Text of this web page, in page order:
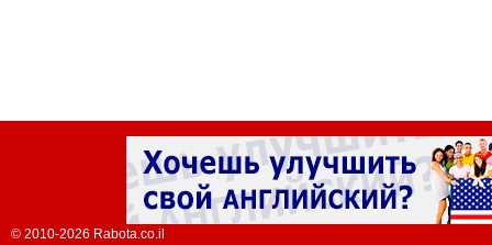
© 2010-2026 Rabota.co.il